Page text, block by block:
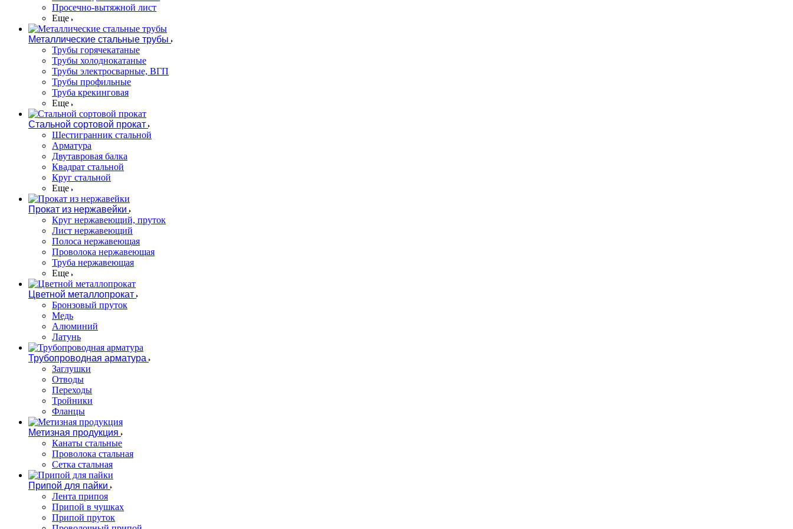
Просечно-вытяжной лист
Еще
Металлические стальные трубы
Трубы горячекатаные
Трубы холоднокатаные
Трубы электросварные, ВГП
Трубы профильные
Труба крекинговая
Еще
Стальной сортовой прокат
Шестигранник стальной
Арматура
Двутавровая балка
Квадрат стальной
Круг стальной
Еще
Прокат из нержавейки
Круг нержавеющий, пруток
Лист нержавеющий
Полоса нержавеющая
Проволока нержавеющая
Труба нержавеющая
Еще
Цветной металлопрокат
Бронзовый пруток
Медь
Алюминий
Латунь
Трубопроводная арматура
Заглушки
Отводы
Переходы
Тройники
Фланцы
Метизная продукция
Канаты стальные
Проволока стальная
Сетка стальная
Припой для пайки
Лента припоя
Припой в чушках
Припой пруток